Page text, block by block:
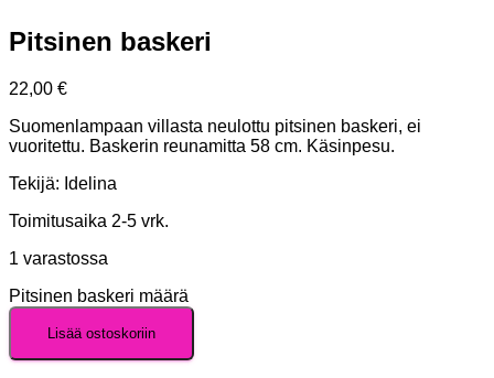
Pitsinen baskeri
22,00 €
Suomenlampaan villasta neulottu pitsinen baskeri, ei
vuoritettu. Baskerin reunamitta 58 cm. Käsinpesu.
Tekijä: Idelina
Toimitusaika 2-5 vrk.
1 varastossa
Pitsinen baskeri määrä
Lisää ostoskoriin